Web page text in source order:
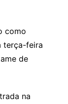
como
terça-feira
de
na